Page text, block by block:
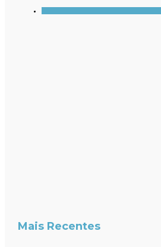
Mais Recentes